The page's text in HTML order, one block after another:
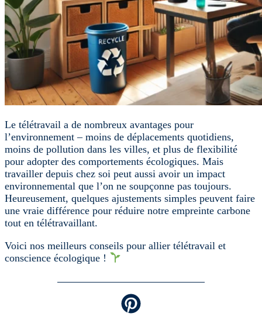
Le télétravail a de nombreux avantages pour
l’environnement – moins de déplacements quotidiens,
moins de pollution dans les villes, et plus de flexibilité
pour adopter des comportements écologiques. Mais
travailler depuis chez soi peut aussi avoir un impact
environnemental que l’on ne soupçonne pas toujours.
Heureusement, quelques ajustements simples peuvent faire
une vraie différence pour réduire notre empreinte carbone
tout en télétravaillant.
Voici nos meilleurs conseils pour allier télétravail et
conscience écologique !